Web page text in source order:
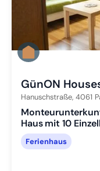
GünON
Hanuschstraße, 4061
Haus mit 10
Ferienhaus